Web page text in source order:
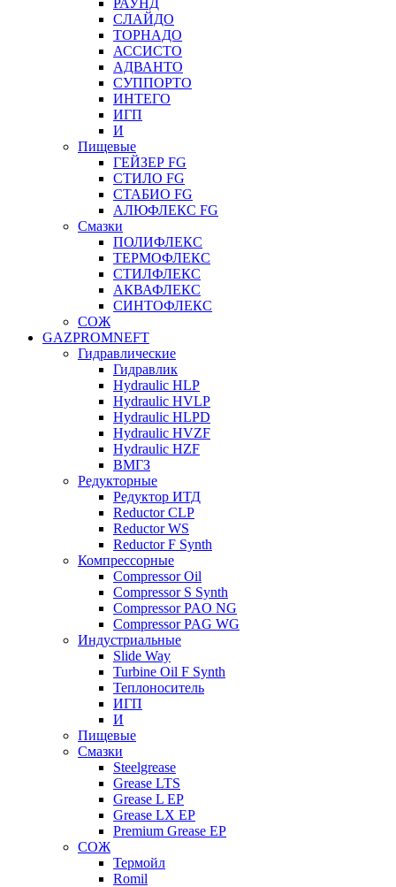
РАУНД
СЛАЙДО
ТОРНАДО
АССИСТО
АДВАНТО
СУППОРТО
ИНТЕГО
ИГП
И
Пищевые
ГЕЙЗЕР FG
СТИЛО FG
СТАБИО FG
АЛЮФЛЕКС FG
Смазки
ПОЛИФЛЕКС
ТЕРМОФЛЕКС
СТИЛФЛЕКС
АКВАФЛЕКС
СИНТОФЛЕКС
СОЖ
GAZPROMNEFT
Гидравлические
Гидравлик
Hydraulic HLP
Hydraulic HVLP
Hydraulic HLPD
Hydraulic HVZF
Hydraulic HZF
ВМГЗ
Редукторные
Редуктор ИТД
Reductor CLP
Reductor WS
Reductor F Synth
Компрессорные
Compressor Oil
Compressor S Synth
Compressor PAO NG
Compressor PAG WG
Индустриальные
Slide Way
Turbine Oil F Synth
Теплоноситель
ИГП
И
Пищевые
Смазки
Steelgrease
Grease LTS
Grease L EP
Grease LX EP
Premium Grease EP
СОЖ
Термойл
Romil